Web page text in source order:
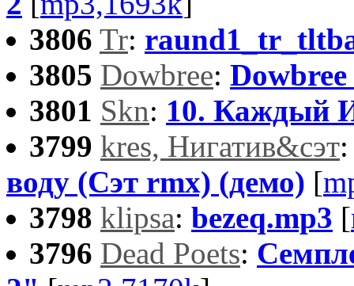
3806 Tr:
3805 Dowbree:
3801 Skn: 10. Каждый
3799 kres, Нигатив&сэт
воду (Сэт rmx) (демо) [
3798 klipsa: bezeq.mp3 [
3796 Dead Poets: